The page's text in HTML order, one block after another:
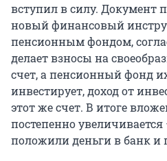
вступил в силу. Документ
новый финансовый
пенсионным фондом,
делает взносы на
счет, а пенсионный фонд
инвестирует, доход от
этот же счет. В итоге
постепенно
положили деньги в банк и